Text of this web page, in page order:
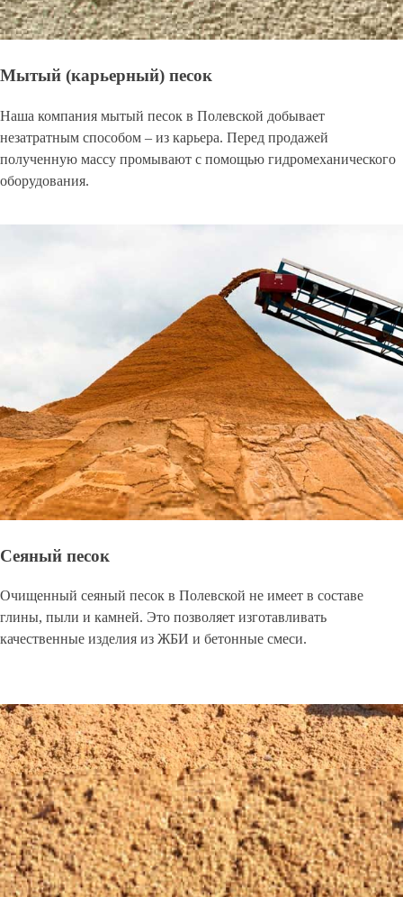
Мытый (карьерный) песок
Наша компания мытый песок в Полевской добывает
незатратным способом – из карьера. Перед продажей
полученную массу промывают с помощью гидромеханического
оборудования.
Сеяный песок
Очищенный сеяный песок в Полевской не имеет в составе
глины, пыли и камней. Это позволяет изготавливать
качественные изделия из ЖБИ и бетонные смеси.